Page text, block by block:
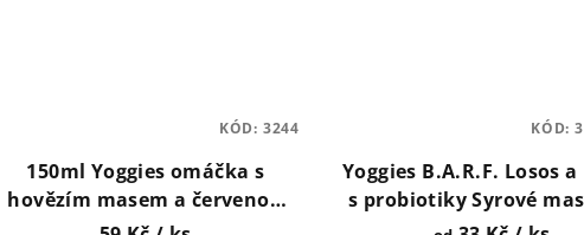
150ml Yoggies omáčka s
hovězím masem a červenou
řepou
KÓD: 3244
Yoggies B.A.R.F. Losos
s probiotiky Syrové
psy 150g, 700g,
KÓD: